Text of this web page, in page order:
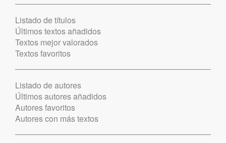
Listado de títulos
Últimos textos añadidos
Textos mejor valorados
Textos favoritos
Listado de autores
Últimos autores añadidos
Autores favoritos
Autores con más textos